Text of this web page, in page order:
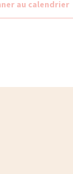
au calendrier